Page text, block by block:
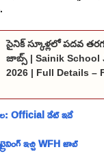
సైనిక్ స్కూళ్లలో పదవ
జాబ్స్ | Sainik School
2026 | Full Details –
Official డేట్ ఇదే
ఇచ్చి WFH జాబ్